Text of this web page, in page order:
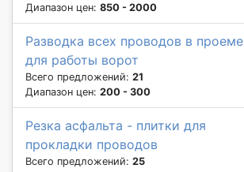
Диапазон цен: 850 - 2000
Разводка всех проводов в проеме
для работы ворот
Всего предложений: 21
Диапазон цен: 200 - 300
Резка асфальта - плитки для
прокладки проводов
Всего предложений: 25